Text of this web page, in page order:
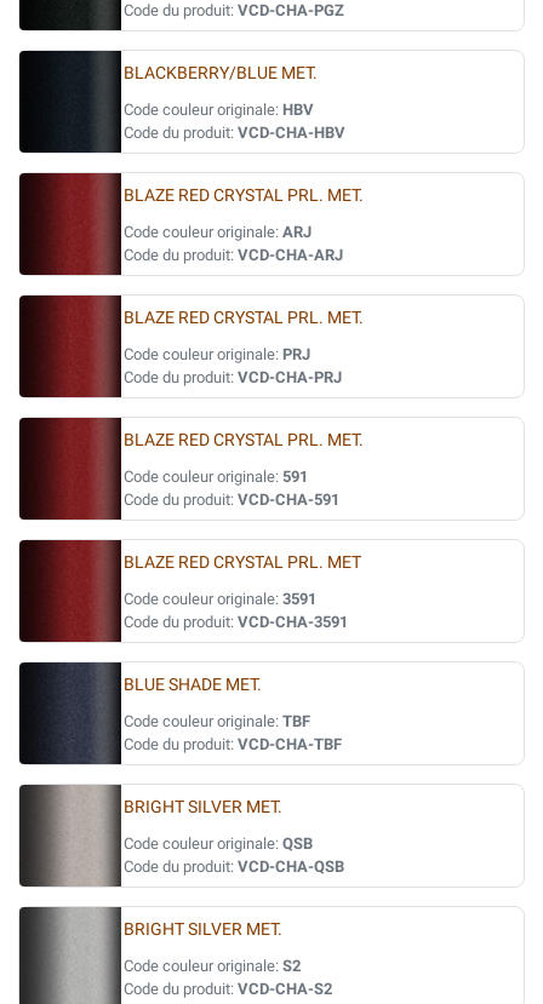
Code du produit: VCD-CHA-PGZ
BLACKBERRY/BLUE MET.
Code couleur originale: HBV
Code du produit: VCD-CHA-HBV
BLAZE RED CRYSTAL PRL. MET.
Code couleur originale: ARJ
Code du produit: VCD-CHA-ARJ
BLAZE RED CRYSTAL PRL. MET.
Code couleur originale: PRJ
Code du produit: VCD-CHA-PRJ
BLAZE RED CRYSTAL PRL. MET.
Code couleur originale: 591
Code du produit: VCD-CHA-591
BLAZE RED CRYSTAL PRL. MET
Code couleur originale: 3591
Code du produit: VCD-CHA-3591
BLUE SHADE MET.
Code couleur originale: TBF
Code du produit: VCD-CHA-TBF
BRIGHT SILVER MET.
Code couleur originale: QSB
Code du produit: VCD-CHA-QSB
BRIGHT SILVER MET.
Code couleur originale: S2
Code du produit: VCD-CHA-S2